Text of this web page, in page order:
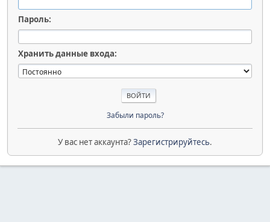
Пароль:
Хранить данные входа:
Забыли пароль?
У вас нет аккаунта?Зарегистрируйтесь.